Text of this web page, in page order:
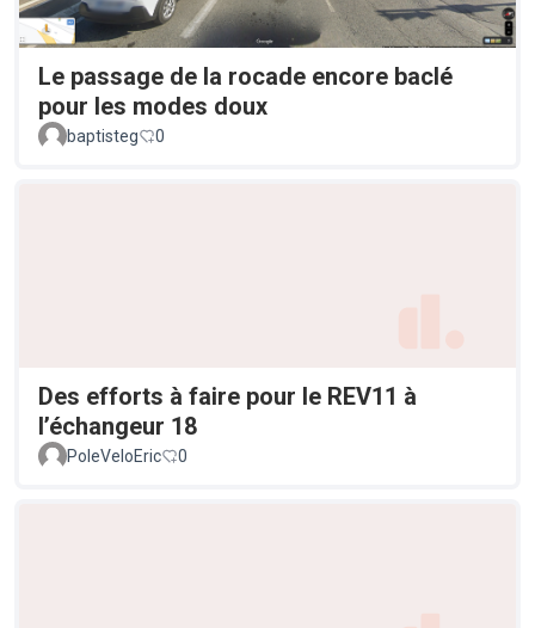
Le passage de la rocade encore baclé
pour les modes doux
baptisteg 0
Des efforts à faire pour le REV11 à
l’échangeur 18
PoleVeloEric 0